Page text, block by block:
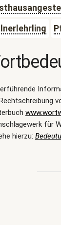
für
hierzu: